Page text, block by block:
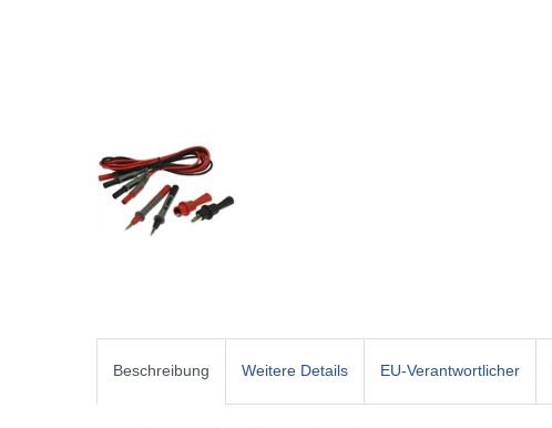
Beschreibung Weitere Details EU-Verantwortlicher